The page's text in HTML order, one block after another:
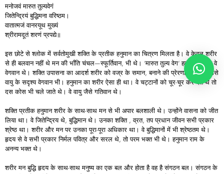
मनोजवं मारुत तुल्यवेगं
जितेन्द्रियं बुद्धिमना वरिष्ठम।
वातात्मजं वानरयूथ मुख्यं
श्रीरामदूतं शरणं प्रपद्ये॥
इस छोटे से श्लोक में सर्वतोमुखी शक्ति के प्रतीक हनुमान का चित्रण मिलता है। वे केवल शरीर
से ही बलवान नहीं थे मन की भाँति चंचल—स्फूर्तिवान, भी थे। ‘मारुत तुल्य वेग‘ हवा के सदृश्य वे
वेगवान थे। शक्ति उपासना का आदर्श शरीर को वज्र के समान, बनाने की प्रेरणा देता है तो उसे
वायु के सदृश्य वेगवान भी। हनुमान का शरीर ऐसा ही था। वे चट्टानों को चूर-चूर कर देते थे तो
दस कोस भी चले जाते थे। वे वायु जैसे गतिवान थे।
शक्ति प्रतीक हनुमान शरीर के साथ-साथ मन से भी अपार बलशाली थे। उन्होंने वासना को जीत
लिया था। वे जितेन्द्रिय थे, बुद्धिमान थे। उनका शक्ति , व्रत, तप प्रधान जीवन सभी प्रकार
श्रेष्ठ था। शरीर और मन पर उनका पूरा-पूरा अधिकार था। वे बुद्धिमानों में भी श्रेष्ठतम थे।
हृदय से वे सभी प्रकार निर्मल पवित्र और सरल थे, तो परम भक्त भी थे। हनुमान राम के
अनन्य भक्त थे।
शरीर मन बुद्धि हृदय के साथ-साथ मनुष्य का एक बल और होता है वह है संगठन बल। संगठन के